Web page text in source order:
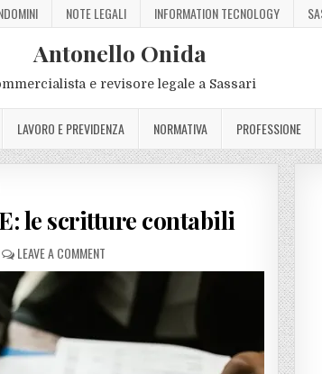
NOTE LEGALI INFORMATION TECNOLOGY
Antonello Onida
e revisore legale a Sassari
LAVORO E PREVIDENZA NORMATIVA PROFESSIONE
le scritture contabili
LEAVE A COMMENT